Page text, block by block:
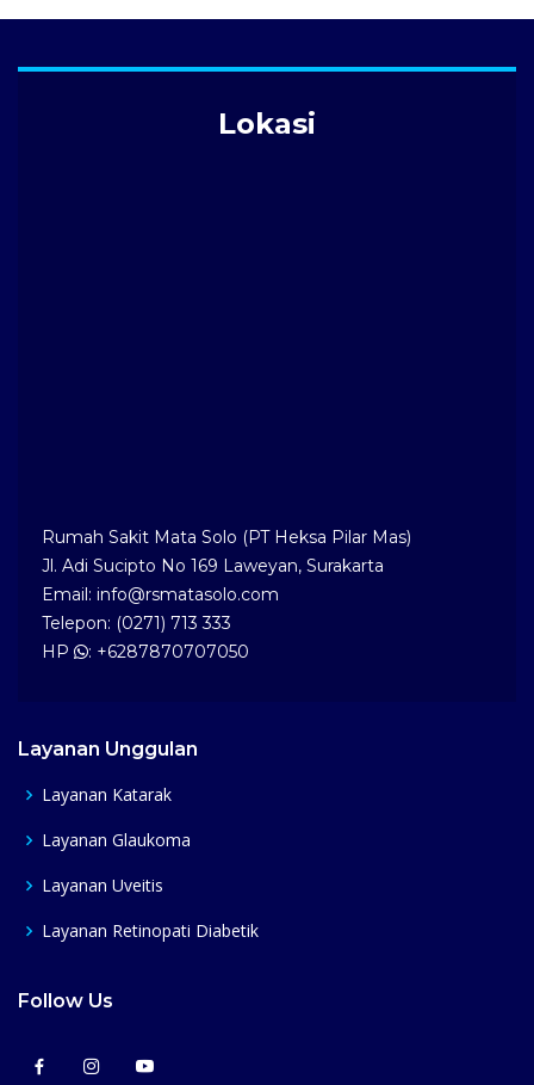
Lokasi
Rumah Sakit Mata Solo (PT Heksa Pilar Mas)
Jl. Adi Sucipto No 169 Laweyan, Surakarta
Email: info@rsmatasolo.com
Telepon: (0271) 713 333
HP
: +6287870707050
Layanan Unggulan
Layanan Katarak
Layanan Glaukoma
Layanan Uveitis
Layanan Retinopati Diabetik
Follow Us